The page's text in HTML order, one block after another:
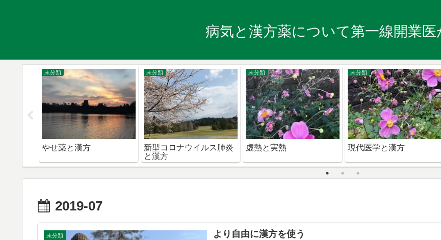
病気と漢方薬について第一線開業医
未分類
やせ薬と漢方
未分類
新型コロナウイルス肺炎
と漢方
未分類
虚熱と実熱
未分類
現代医学と漢方
2019-07
未分類 より自由に漢方を使う